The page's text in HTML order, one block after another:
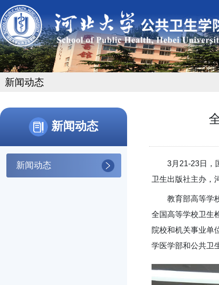
新闻动态
新闻动态
新闻动态
3月21-23日，
卫生出版社主办，
教育部高等学
全国高等学校卫生
院校和机关事业单
学医学部和公共卫